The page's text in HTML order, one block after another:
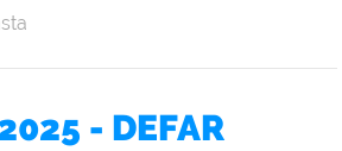
- DEFAR